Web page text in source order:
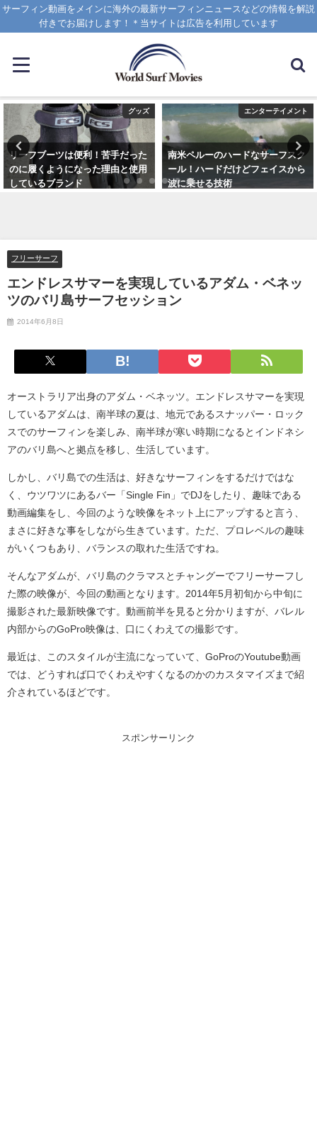
サーフィン動画をメインに海外の最新サーフィンニュースなどの情報を解説
付きでお届けします！＊当サイトは広告を利用しています
グッズ
リーフブーツは便利！苦手だった
のに履くようになった理由と使用
しているブランド
エンターテイメント
南米ペルーのハードなサーフスク
ール！ハードだけどフェイスから
波に乗せる技術
フリーサーフ
エンドレスサマーを実現しているアダム・ベネッ
ツのバリ島サーフセッション
2014年6月8日
オーストラリア出身のアダム・ベネッツ。エンドレスサマーを実現
しているアダムは、南半球の夏は、地元であるスナッパー・ロック
スでのサーフィンを楽しみ、南半球が寒い時期になるとインドネシ
アのバリ島へと拠点を移し、生活しています。
しかし、バリ島での生活は、好きなサーフィンをするだけではな
く、ウツワツにあるバー「Single Fin」でDJをしたり、趣味である
動画編集をし、今回のような映像をネット上にアップすると言う、
まさに好きな事をしながら生きています。ただ、プロレベルの趣味
がいくつもあり、バランスの取れた生活ですね。
そんなアダムが、バリ島のクラマスとチャングーでフリーサーフし
た際の映像が、今回の動画となります。2014年5月初旬から中旬に
撮影された最新映像です。動画前半を見ると分かりますが、バレル
内部からのGoPro映像は、口にくわえての撮影です。
最近は、このスタイルが主流になっていて、GoProのYoutube動画
では、どうすれば口でくわえやすくなるのかのカスタマイズまで紹
介されているほどです。
スポンサーリンク